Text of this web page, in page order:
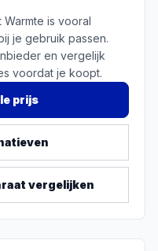
Warmte is vooral
je gebruik passen.
en vergelijk
voordat je koopt.
prijs
vergelijken